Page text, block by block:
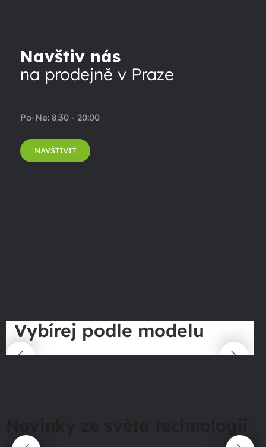
Navštiv nás
na prodejně v Praze
Po-Ne: 8:30 - 20:00
NAVŠTÍVIT
Vybírej podle modelu